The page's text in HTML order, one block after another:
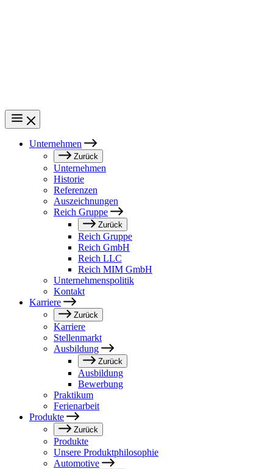
navigation
Unternehmen
Zurück
Unternehmen
Historie
Referenzen
Auszeichnungen
Reich Gruppe
Zurück
Reich Gruppe
Reich GmbH
Reich LLC
Reich MIM GmbH
Unternehmenspolitik
Kontakt
Karriere
Zurück
Karriere
Stellenmarkt
Ausbildung
Zurück
Ausbildung
Bewerbung
Praktikum
Ferienarbeit
Produkte
Zurück
Produkte
Unsere Produktphilosophie
Automotive